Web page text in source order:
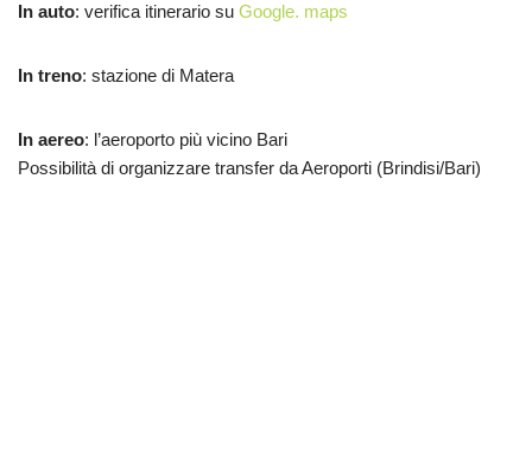
In auto: verifica itinerario su Google. maps
In treno: stazione di Matera
In aereo: l’aeroporto più vicino Bari
Possibilità di organizzare transfer da Aeroporti (Brindisi/Bari)